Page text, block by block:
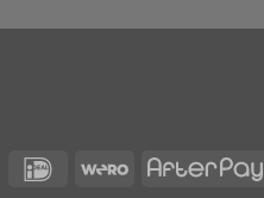
IDeal Wero